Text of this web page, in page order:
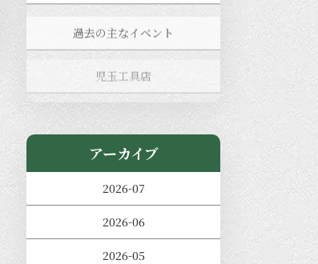
過去の主なイベント
児玉工具店
きのえねまるしぇ
アーカイブ
2026-07
2026-06
2026-05